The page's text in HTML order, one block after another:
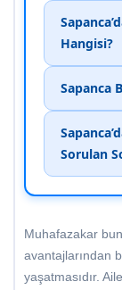
Hangisi?
Sapanca
Sorulan
Muhafazakar
avantajlarından
yaşatmasıdır.